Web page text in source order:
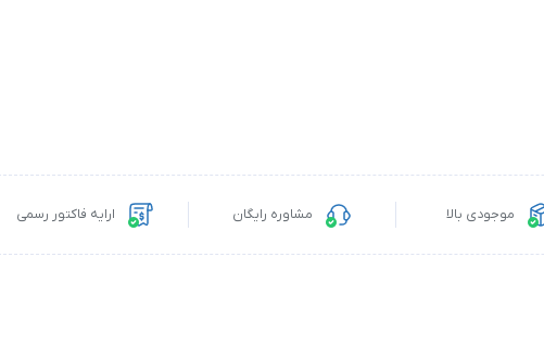
موجودی بالا مشاوره رایگان ارایه فاکتور رسمی